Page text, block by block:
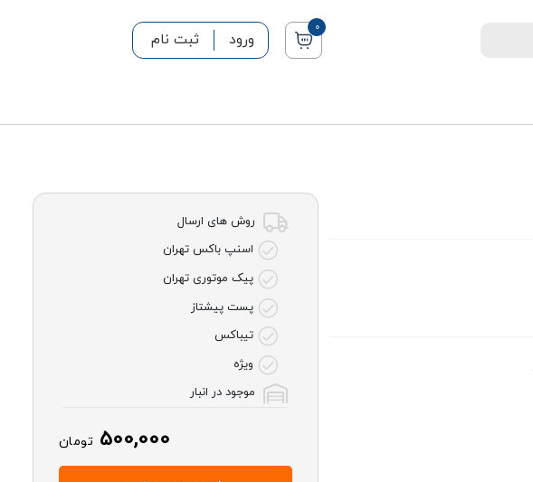
0
ورود ثبت نام
روش های ارسال
اسنپ باکس تهران
پیک موتوری تهران
پست پیشتاز
تیباکس
ویژه
موجود در انبار
500,000 تومان